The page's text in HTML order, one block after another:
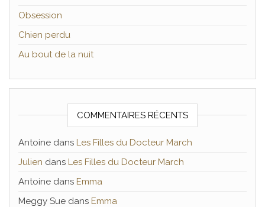
Obsession
Chien perdu
Au bout de la nuit
COMMENTAIRES RÉCENTS
Antoine dans Les Filles du Docteur March
Julien dans Les Filles du Docteur March
Antoine dans Emma
Meggy Sue dans Emma